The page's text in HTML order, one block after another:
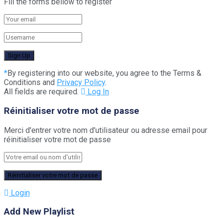
*By registering into our website, you agree to the Terms &
Conditions and Privacy Policy.
All fields are required.
Log In
Réinitialiser votre mot de passe
Merci d'entrer votre nom d'utilisateur ou adresse email pour
réinitialiser votre mot de passe
Login
Add New Playlist